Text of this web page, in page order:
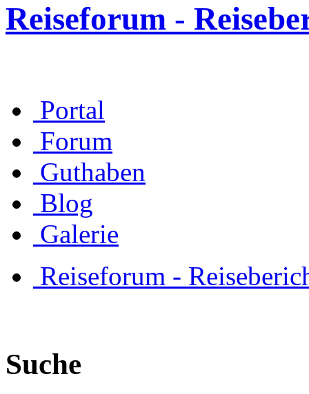
Reiseforum -
Portal
Forum
Guthaben
Blog
Galerie
Reiseforum -
Suche